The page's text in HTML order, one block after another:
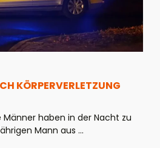
KÖRPERVERLETZUNG
haben in der Nacht zu
Mann aus ...